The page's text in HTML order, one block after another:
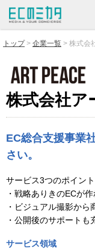
トップ 企業一覧 株式会
株式会社ア
EC総合支援事業
さい。
サービス3つのポイント
・戦略ありきのECが
・ビジュアル撮影から
・公開後のサポートも
サービス領域